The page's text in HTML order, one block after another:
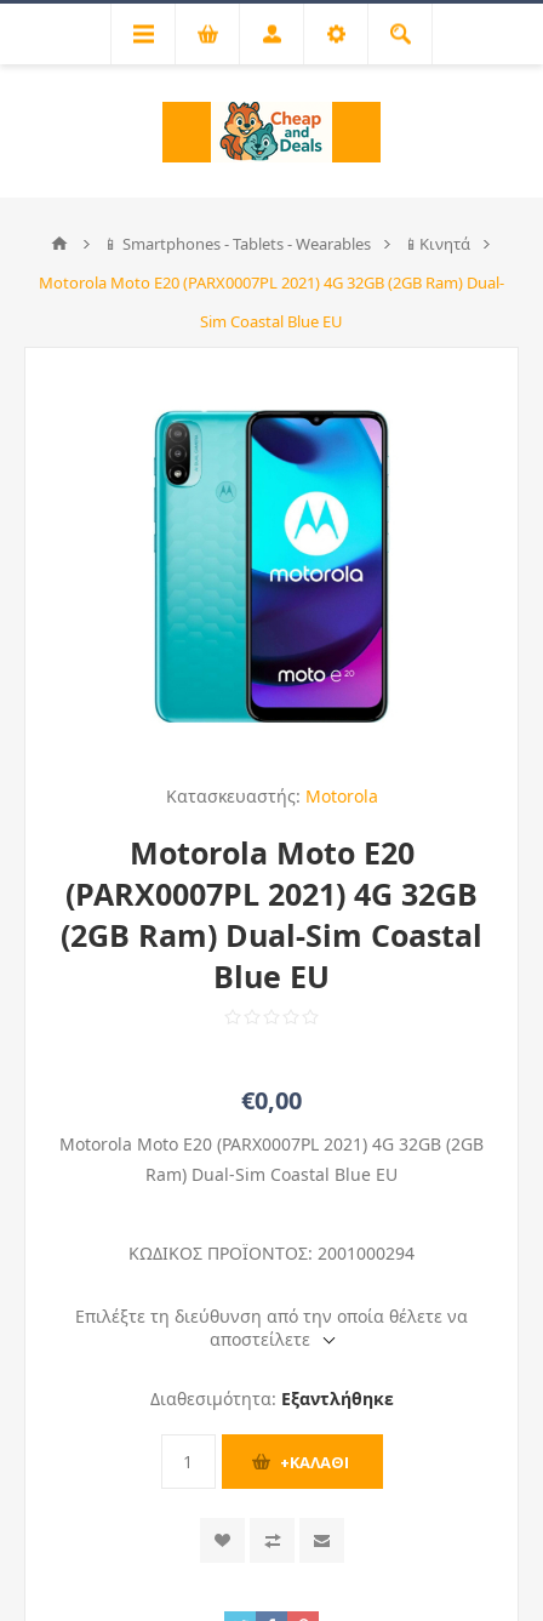
📱 Smartphones - Tablets - Wearables
📱Κινητά
Motorola Moto E20 (PARX0007PL 2021) 4G 32GB (2GB Ram) Dual-
Sim Coastal Blue EU
Κατασκευαστής: Motorola
Motorola Moto E20
(PARX0007PL 2021) 4G 32GB
(2GB Ram) Dual-Sim Coastal
Blue EU
€0,00
Motorola Moto E20 (PARX0007PL 2021) 4G 32GB (2GB
Ram) Dual-Sim Coastal Blue EU
ΚΩΔΙΚΟΣ ΠΡΟΪΟΝΤΟΣ: 2001000294
Επιλέξτε τη διεύθυνση από την οποία θέλετε να
αποστείλετε
Διαθεσιμότητα: Εξαντλήθηκε